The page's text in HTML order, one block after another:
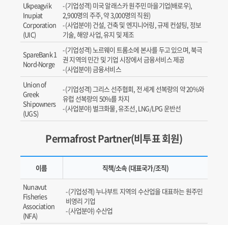
Ukpeagvik
Inupiat
Corporation
(UIC)
(기업성격) 미국 알래스카 원주민 마을기업(배로우),
2,900명의 주주, 약 3,000명의 직원)
(사업분야) 건설, 건축 및 엔지니어링, 규제 컨설팅, 정보
기술, 해양 사업, 유지 및 제조
SpareBank 1
Nord-Norge
(기업성격) 노르웨이 트롬소에 본사를 두고 있으며, 북극
권 지역의 민간 및 기업 시장에서 금융서비스 제공
(사업분야) 금융서비스
Union of
Greek
Shipowners
(UGS)
(기업성격) 그리스 선주협회, 전 세계 선복량의 약 20%와
유럽 선복량의 50%를 차지
(사업분야) 벌크화물, 유조선, LNG/LPG 운반선
Permafrost Partner(비투표 회원)
이름
직책/소속 (대표국가/조직)
Nunavut
Fisheries
Association
(NFA)
(기업성격) 누나부트 지역의 수산업을 대표하는 원주민
비영리 기업
(사업분야) 수산업